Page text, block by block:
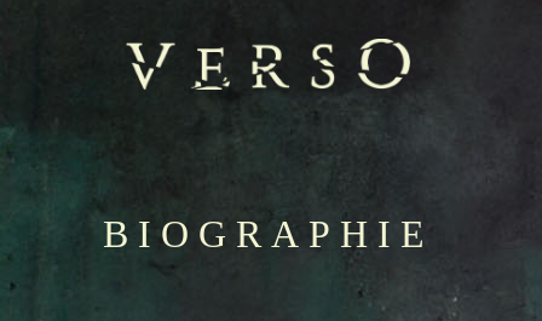
BIOGRAPHIE